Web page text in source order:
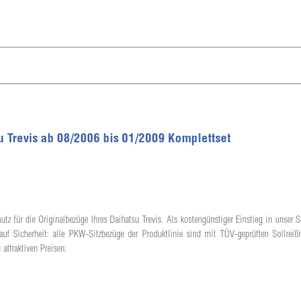
Trevis ab 08/2006 bis 01/2009 Komplettset
für die Originalbezüge Ihres Daihatsu Trevis. Als kostengünstiger Einstieg in
Sicherheit: alle PKW-Sitzbezüge der Produktlinie sind mit TÜV-geprüften
attraktiven Preisen.